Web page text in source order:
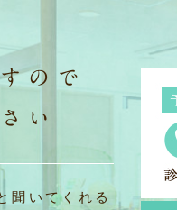
ので
い
聞いてくれる